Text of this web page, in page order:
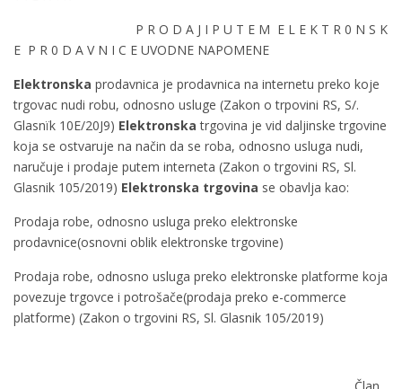
P R O D A J I P U T E M E L E K T R 0 N S K
E P R 0 D A V N I C E UVODNE NAPOMENE
Elektronska prodavnica je prodavnica na internetu preko koje
trgovac nudi robu, odnosno usluge (Zakon o trpovini RS, S/.
Glasnïk 10E/20J9) Elektronska trgovina je vid daljinske trgovine
koja se ostvaruje na način da se roba, odnosno usluga nudi,
naručuje i prodaje putem interneta (Zakon o trgovini RS, Sl.
Glasnik 105/2019) Elektronska trgovina se obavlja kao:
Prodaja robe, odnosno usluga preko elektronske
prodavnice(osnovni oblik elektronske trgovine)
Prodaja robe, odnosno usluga preko elektronske platforme koja
povezuje trgovce i potrošače(prodaja preko e-commerce
platforme) (Zakon o trgovini RS, Sl. Glasnik 105/2019)